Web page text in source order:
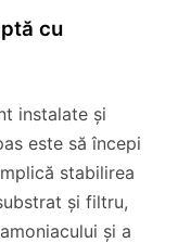
cu
instalate și
este să începi
stabilirea
și filtru,
și a